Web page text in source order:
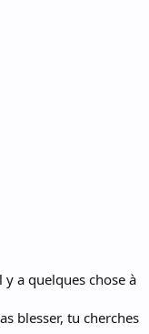
a quelques chose à
blesser, tu cherches